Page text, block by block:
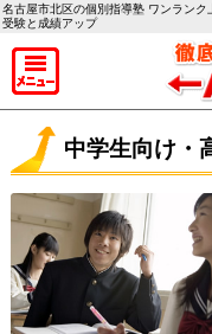
名古屋市北区の個別指導塾 ワンラン
受験と成績アップ
中学生向け・